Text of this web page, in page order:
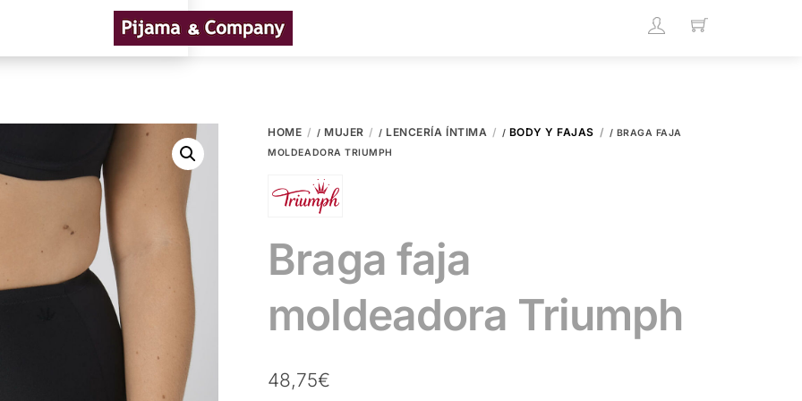
Menu
HOME / MUJER / LENCERÍA ÍNTIMA / BODY Y FAJAS
/ BRAGA FAJA
MOLDEADORA TRIUMPH
Braga faja
moldeadora Triumph
48,75€